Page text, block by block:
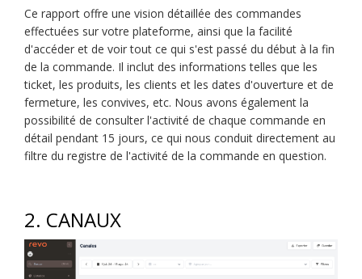
Ce rapport offre une vision détaillée des commandes
effectuées sur votre plateforme, ainsi que la facilité
d'accéder et de voir tout ce qui s'est passé du début à la fin
de la commande. Il inclut des informations telles que les
ticket, les produits, les clients et les dates d'ouverture et de
fermeture, les convives, etc. Nous avons également la
possibilité de consulter l'activité de chaque commande en
détail pendant 15 jours, ce qui nous conduit directement au
filtre du registre de l'activité de la commande en question.
2. CANAUX